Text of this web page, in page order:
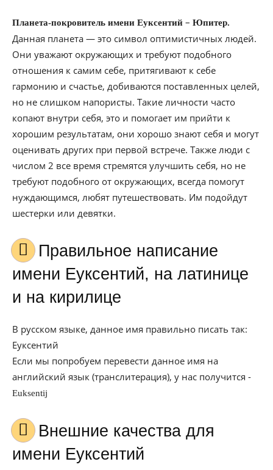
Планета-покровитель имени Еуксентий – Юпитер.
Данная планета — это символ оптимистичных людей.
Они уважают окружающих и требуют подобного
отношения к самим себе, притягивают к себе
гармонию и счастье, добиваются поставленных целей,
но не слишком напористы. Такие личности часто
копают внутри себя, это и помогает им прийти к
хорошим результатам, они хорошо знают себя и могут
оценивать других при первой встрече. Также люди с
числом 2 все время стремятся улучшить себя, но не
требуют подобного от окружающих, всегда помогут
нуждающимся, любят путешествовать. Им подойдут
шестерки или девятки.
Правильное написание
имени Еуксентий, на латинице
и на кирилице
В русском языке, данное имя правильно писать так:
Еуксентий
Если мы попробуем перевести данное имя на
английский язык (транслитерация), у нас получится -
Euksentij
Внешние качества для
имени Еуксентий